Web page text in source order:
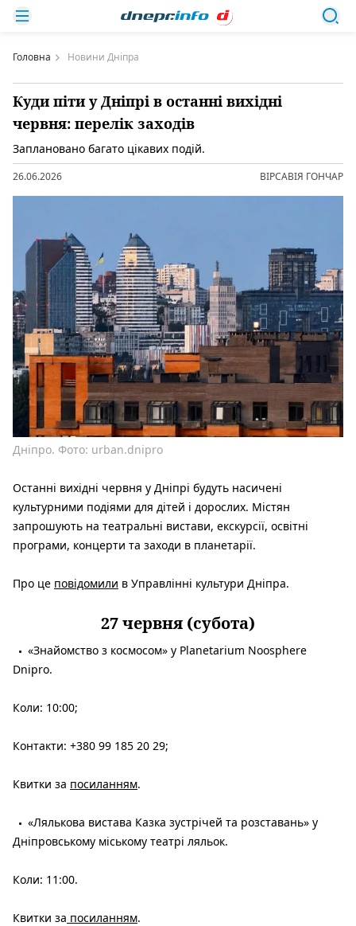
Головна Новини Дніпра
Куди піти у Дніпрі в останні вихідні
червня: перелік заходів
Заплановано багато цікавих подій.
26.06.2026 ВІРСАВІЯ ГОНЧАР
Дніпро. Фото: urban.dnipro
Останні вихідні червня у Дніпрі будуть насичені
культурними подіями для дітей і дорослих. Містян
запрошують на театральні вистави, екскурсії, освітні
програми, концерти та заходи в планетарії.
Про це повідомили в Управлінні культури Дніпра.
27 червня (субота)
«Знайомство з космосом» у Planetarium Noosphere
Dnipro.
Коли: 10:00;
Контакти: +380 99 185 20 29;
Квитки за посиланням.
«Лялькова вистава Казка зустрічей та розставань» у
Дніпровському міському театрі ляльок.
Коли: 11:00.
Квитки за посиланням.